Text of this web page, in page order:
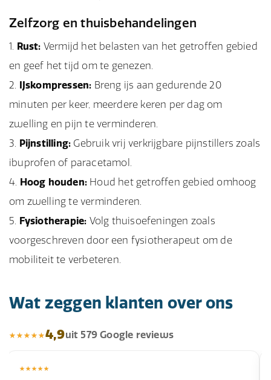
Zelfzorg en thuisbehandelingen
Rust: Vermijd het belasten van het getroffen gebied
en geef het tijd om te genezen.
IJskompressen: Breng ijs aan gedurende 20
minuten per keer, meerdere keren per dag om
zwelling en pijn te verminderen.
Pijnstilling: Gebruik vrij verkrijgbare pijnstillers zoals
ibuprofen of paracetamol.
Hoog houden: Houd het getroffen gebied omhoog
om zwelling te verminderen.
Fysiotherapie: Volg thuisoefeningen zoals
voorgeschreven door een fysiotherapeut om de
mobiliteit te verbeteren.
Wat zeggen klanten over ons
4,9uit 579 Google reviews